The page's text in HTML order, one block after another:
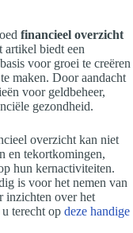
financieel overzicht
artikel biedt een
voor groei te creëren
maken. Door aandacht
voor geldbeheer,
gezondheid.
overzicht kan niet
en tekortkomingen,
hun kernactiviteiten.
is voor het nemen van
inzichten over het
terecht op deze handige